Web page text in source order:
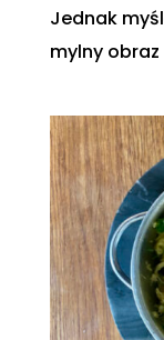
Jednak
mylny